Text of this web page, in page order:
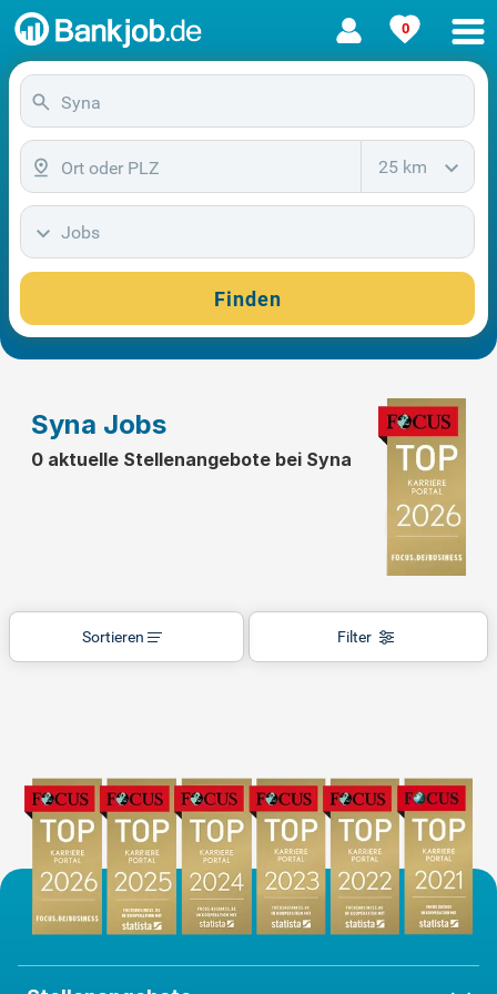
0
25 km
Jobs
Finden
Syna Jobs
0 aktuelle Stellenangebote bei Syna
Filter
Sortieren